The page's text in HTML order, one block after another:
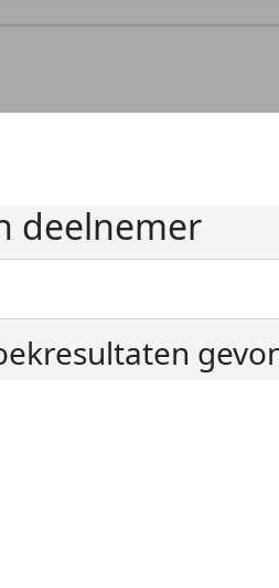
deelnemer